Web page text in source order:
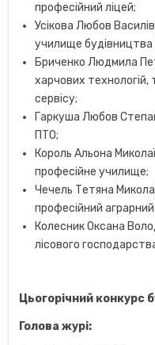
професійний ліцей;
Усікова Любов
училище будівництва
Бриченко Людмила
харчових технологій,
сервісу;
Гаркуша Любов
ПТО;
Король Альона
професійне училище;
Чечель Тетяна
професійний аграрний
Колесник Оксана
лісового
Цьогорічний конкурс
Голова журі: